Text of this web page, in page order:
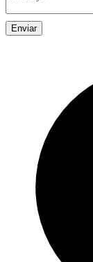
Enviar